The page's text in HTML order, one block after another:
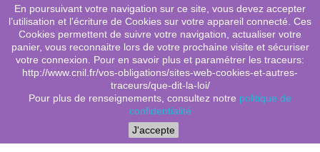
shopping_cart (0)

search
Menu
En poursuivant votre navigation sur ce site, vous devez accepter
l’utilisation et l'écriture de Cookies sur votre appareil connecté. Ces
Cookies permettent de suivre votre navigation, actualiser votre
panier, vous reconnaitre lors de votre prochaine visite et sécuriser
votre connexion. Pour en savoir plus et paramétrer les traceurs:
http://www.cnil.fr/vos-obligations/sites-web-cookies-et-autres-
traceurs/que-dit-la-loi/
Pour plus de renseignements, consultez notre politique de
confidentialité
J'accepte